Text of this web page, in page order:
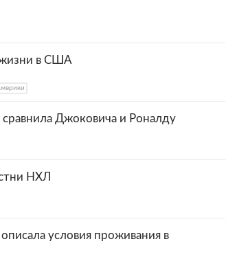
жизни в США
Джоковича и Роналду
НХЛ
условия проживания в